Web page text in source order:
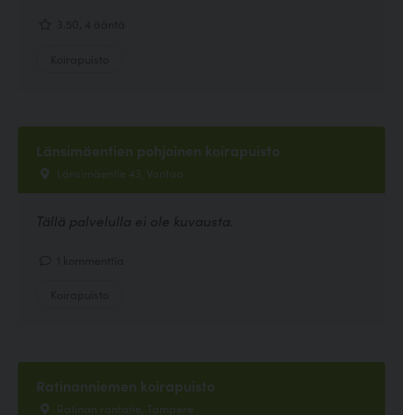
Länsimäentien pohjoinen koirapuisto
Länsimäentie 43, Vantaa
Tällä palvelulla ei ole kuvausta.
Ratinanniemen koirapuisto
Ratinan rantatie, Tampere